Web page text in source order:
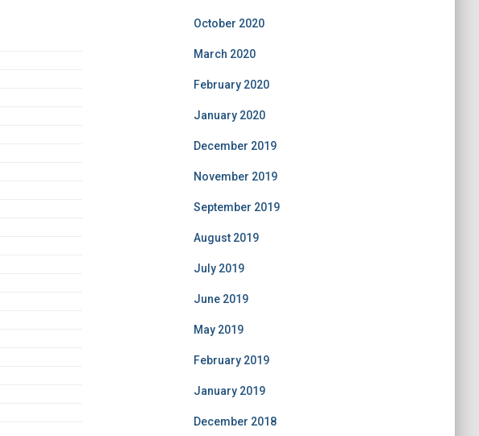
October 2020
March 2020
February 2020
January 2020
December 2019
November 2019
September 2019
August 2019
July 2019
June 2019
May 2019
February 2019
January 2019
December 2018